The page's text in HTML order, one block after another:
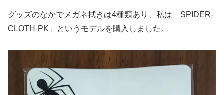
グッズのなかでメガネ拭きは4種類あり、私は「SPIDER-
CLOTH-PK」というモデルを購入しました。